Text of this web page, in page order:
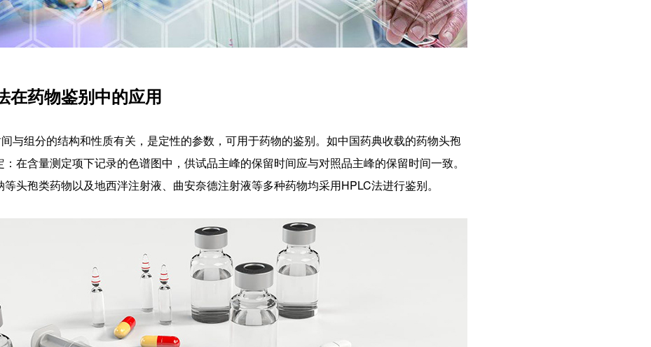
在药物鉴别中的应用
与组分的结构和性质有关，是定性的参数，可用于药物的鉴别。如中国药典收载的药物头孢
在含量测定项下记录的色谱图中，供试品主峰的保留时间应与对照品主峰的保留时间一致。
头孢类药物以及地西泮注射液、曲安奈德注射液等多种药物均采用HPLC法进行鉴别。